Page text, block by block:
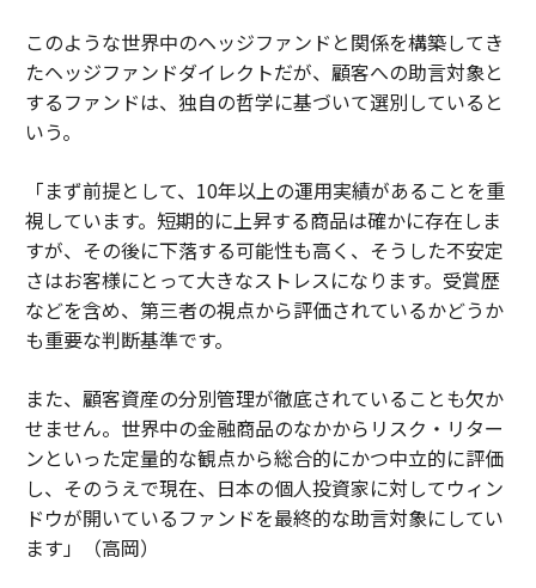
このような世界中のヘッジファンドと関係を構築してき
たヘッジファンドダイレクトだが、顧客への助言対象と
するファンドは、独自の哲学に基づいて選別していると
いう。
「まず前提として、10年以上の運用実績があることを重
視しています。短期的に上昇する商品は確かに存在しま
すが、その後に下落する可能性も高く、そうした不安定
さはお客様にとって大きなストレスになります。受賞歴
などを含め、第三者の視点から評価されているかどうか
も重要な判断基準です。
また、顧客資産の分別管理が徹底されていることも欠か
せません。世界中の金融商品のなかからリスク・リター
ンといった定量的な観点から総合的にかつ中立的に評価
し、そのうえで現在、日本の個人投資家に対してウィン
ドウが開いているファンドを最終的な助言対象にしてい
ます」（高岡）